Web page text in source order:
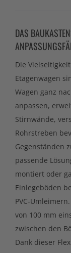
DAS
Die
Etagenwagen
Wagen ganz
anpassen,
Stirnwände,
Rohrstreben
Gegenständen
passende
montiert oder
Einlegeböden
PVC-
von 100 mm
zwischen den
Dank dieser